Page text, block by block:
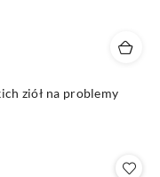
ziół na problemy